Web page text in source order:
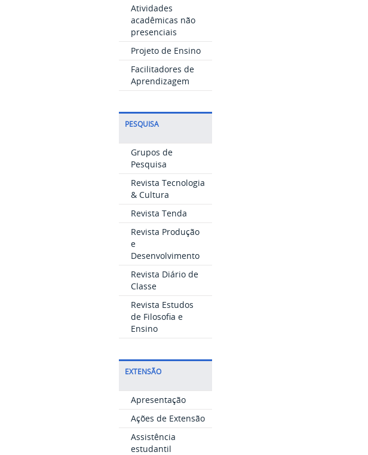
Atividades
acadêmicas não
presenciais
Projeto de Ensino
Facilitadores de
Aprendizagem
PESQUISA
Grupos de
Pesquisa
Revista Tecnologia
& Cultura
Revista Tenda
Revista Produção
e
Desenvolvimento
Revista Diário de
Classe
Revista Estudos
de Filosofia e
Ensino
EXTENSÃO
Apresentação
Ações de Extensão
Assistência
estudantil